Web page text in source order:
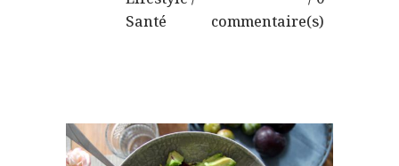
Santé
commentaire(s)